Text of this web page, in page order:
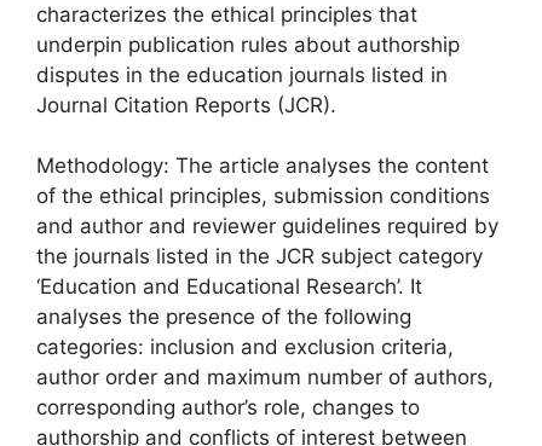
characterizes the ethical principles that
underpin publication rules about authorship
disputes in the education journals listed in
Journal Citation Reports (JCR).
Methodology: The article analyses the content
of the ethical principles, submission conditions
and author and reviewer guidelines required by
the journals listed in the JCR subject category
‘Education and Educational Research’. It
analyses the presence of the following
categories: inclusion and exclusion criteria,
author order and maximum number of authors,
corresponding author’s role, changes to
authorship and conflicts of interest between